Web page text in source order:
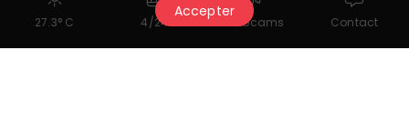
27.3° C 4/24 Webcams Contact
Accepter